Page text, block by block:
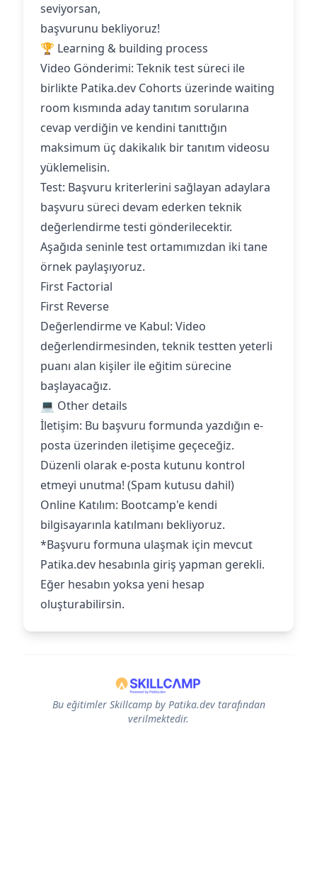
seviyorsan,
başvurunu bekliyoruz!
🏆 Learning & building process
Video Gönderimi: Teknik test süreci ile
birlikte Patika.dev Cohorts üzerinde waiting
room kısmında aday tanıtım sorularına
cevap verdiğin ve kendini tanıttığın
maksimum üç dakikalık bir tanıtım videosu
yüklemelisin.
Test: Başvuru kriterlerini sağlayan adaylara
başvuru süreci devam ederken teknik
değerlendirme testi gönderilecektir.
Aşağıda seninle test ortamımızdan iki tane
örnek paylaşıyoruz.
First Factorial
First Reverse
Değerlendirme ve Kabul: Video
değerlendirmesinden, teknik testten yeterli
puanı alan kişiler ile eğitim sürecine
başlayacağız.
💻 Other details
İletişim: Bu başvuru formunda yazdığın e-
posta üzerinden iletişime geçeceğiz.
Düzenli olarak e-posta kutunu kontrol
etmeyi unutma! (Spam kutusu dahil)
Online Katılım: Bootcamp'e kendi
bilgisayarınla katılmanı bekliyoruz.‍
*Başvuru formuna ulaşmak için mevcut
Patika.dev hesabınla giriş yapman gerekli.
Eğer hesabın yoksa yeni hesap
oluşturabilirsin.
Bu eğitimler Skillcamp by Patika.dev tarafından
verilmektedir.